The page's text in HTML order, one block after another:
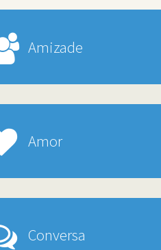
Amizade
Amor
Conversa